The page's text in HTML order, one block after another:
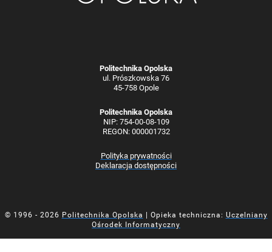
Politechnika Opolska
ul. Prószkowska 76
45-758 Opole
Politechnika Opolska
NIP: 754-00-08-109
REGON: 000001732
Polityka prywatności
Deklaracja dostępności
© 1996 - 2026 Politechnika Opolska | Opieka techniczna: Uczelniany
Ośrodek Informatyczny